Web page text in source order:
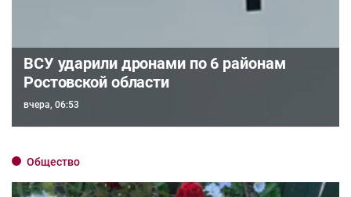
ВСУ ударили дронами по 6 районам
Ростовской области
вчера, 06:53
Общество